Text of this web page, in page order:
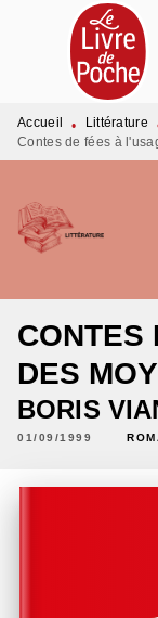
MENU
PIED DE PAGE
Accueil • Littérature
Contes de fées à
CONTES
DES
BORIS
01/09/1999